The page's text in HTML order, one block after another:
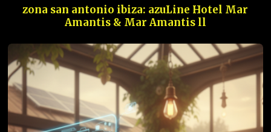
zona san antonio ibiza: azuLine Hotel Mar
Amantis & Mar Amantis ll